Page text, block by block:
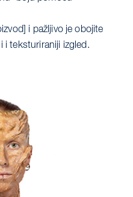
i pažljivo je obojite
i teksturiraniji izgled.